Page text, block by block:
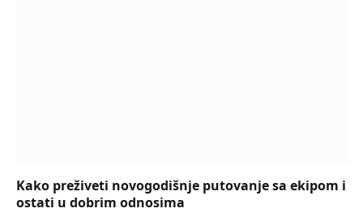
Kako preživeti novogodišnje putovanje sa ekipom i
ostati u dobrim odnosima